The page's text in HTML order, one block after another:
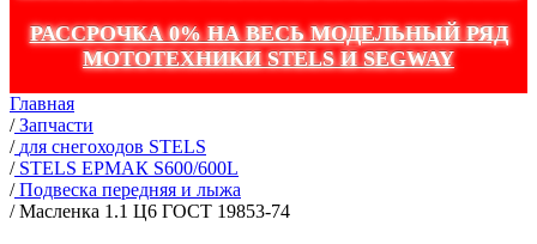
РАССРОЧКА 0% НА ВЕСЬ МОДЕЛЬНЫЙ РЯД
МОТОТЕХНИКИ STELS И SEGWAY
Главная
/ Запчасти
/ для снегоходов STELS
/ STELS ЕРМАК S600/600L
/ Подвеска передняя и лыжа
/Масленка 1.1 Ц6 ГОСТ 19853-74